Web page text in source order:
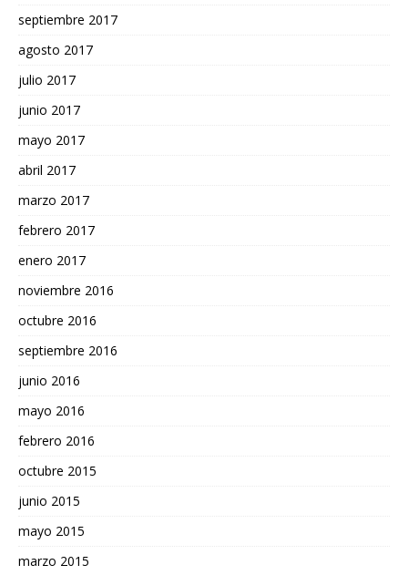
septiembre 2017
agosto 2017
julio 2017
junio 2017
mayo 2017
abril 2017
marzo 2017
febrero 2017
enero 2017
noviembre 2016
octubre 2016
septiembre 2016
junio 2016
mayo 2016
febrero 2016
octubre 2015
junio 2015
mayo 2015
marzo 2015